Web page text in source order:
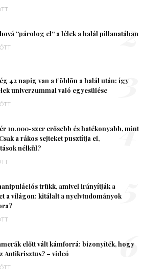
“párolog el” a lélek a halál pillanatában
2
42 napig van a Földön a halál után: így
univerzummal való egyesülése
3
10.000-szer erősebb és hatékonyabb, mint
a rákos sejteket pusztítja el,
nélkül?
4
trükk, amivel irányítják a
a világon: kitálalt a nyelvtudományok
előtt vált kámforrá: bizonyíték, hogy
Antikrisztus? – videó
6